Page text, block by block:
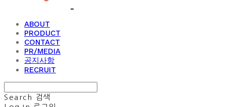
ABOUT
PRODUCT
CONTACT
PR/MEDIA
공지사항
RECRUIT
Search
검색